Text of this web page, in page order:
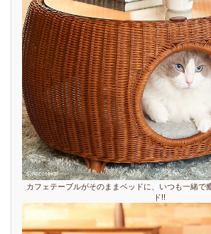
カフェテーブルがそのままベッドに、いつも一緒で
ド!!